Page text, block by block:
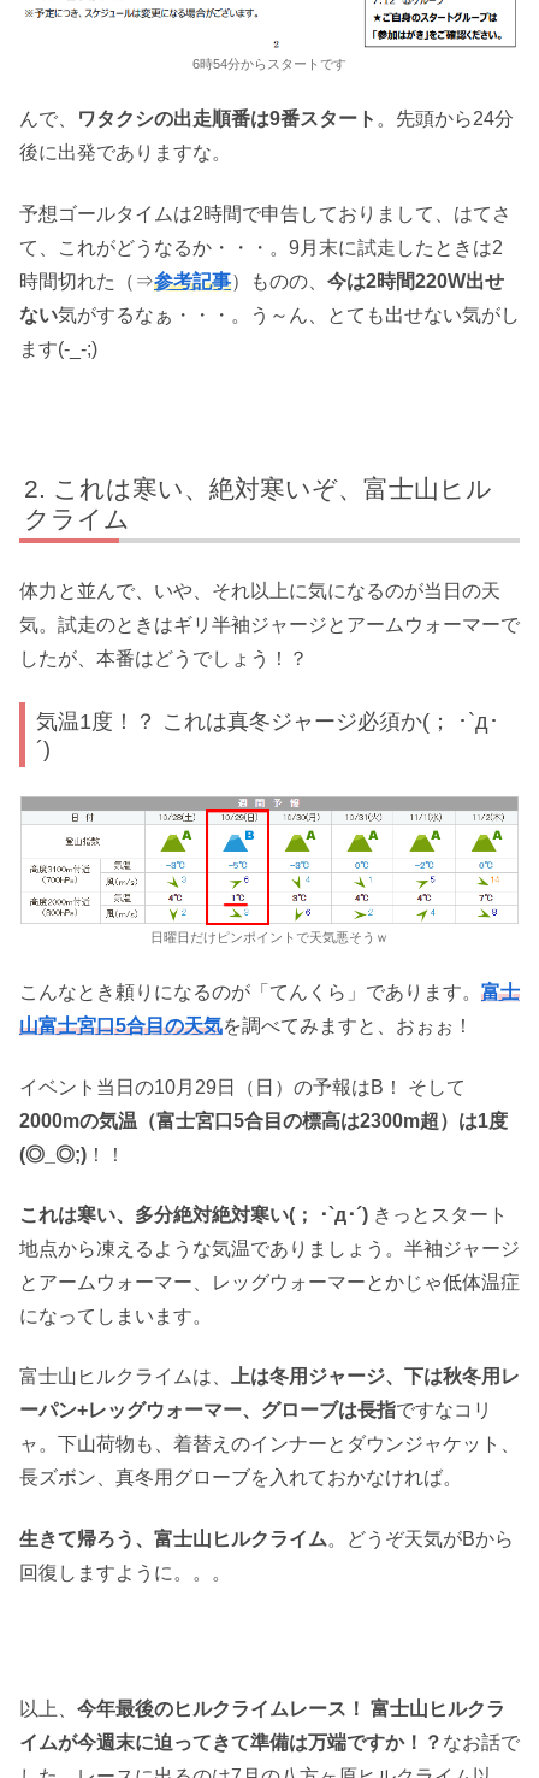
6時54分からスタートです
んで、 ワタクシの出走順番は9番スタート 。先頭から24分
後に出発でありますな。
予想ゴールタイムは2時間で申告しておりまして、はてさ
て、これがどうなるか・・・。9月末に試走したときは2
時間切れた（⇒参考記事）ものの、 今は2時間220W出せ
ない気がするなぁ・・・。う～ん、とても出せない気がし
ます(-_-;)
これは寒い、絶対寒いぞ、富士山ヒル
クライム
体力と並んで、いや、それ以上に気になるのが当日の天
気。試走のときはギリ半袖ジャージとアームウォーマーで
したが、本番はどうでしょう！？
気温1度！？ これは真冬ジャージ必須か(； ･`д･
´)
日曜日だけピンポイントで天気悪そうｗ
こんなとき頼りになるのが「てんくら」であります。 富士
山富士宮口5合目の天気を調べてみますと、おぉぉ！
イベント当日の10月29日（日）の予報はB！ そして
2000mの気温（富士宮口5合目の標高は2300m超）は1度
(◎_◎;) ！！
これは寒い、多分絶対絶対寒い(； ･`д･´) きっとスタート
地点から凍えるような気温でありましょう。半袖ジャージ
とアームウォーマー、レッグウォーマーとかじゃ低体温症
になってしまいます。
富士山ヒルクライムは、 上は冬用ジャージ、下は秋冬用レ
ーパン+レッグウォーマー、グローブは長指ですなコリ
ャ。下山荷物も、着替えのインナーとダウンジャケット、
長ズボン、真冬用グローブを入れておかなければ。
生きて帰ろう、富士山ヒルクライム。どうぞ天気がBから
回復しますように。。。
以上、 今年最後のヒルクライムレース！ 富士山ヒルクラ
イムが今週末に迫ってきて準備は万端ですか！？ なお話で